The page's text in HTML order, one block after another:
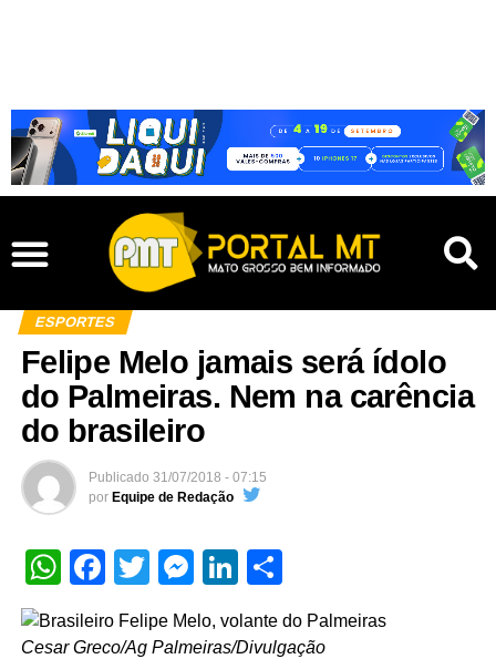
ESPORTES
Felipe Melo jamais será ídolo
do Palmeiras. Nem na carência
do brasileiro
Publicado 31/07/2018 - 07:15
por Equipe de Redação
WhatsApp
Facebook
TwitterMessenger
LinkedIn
Cesar Greco/Ag Palmeiras/Divulgação